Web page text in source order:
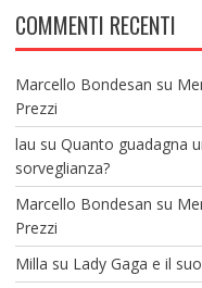
COMMENTI RECENTI
Marcello Bondesan su
Prezzi
lau su Quanto guadagna
sorveglianza?
Marcello Bondesan su
Prezzi
Milla su Lady Gaga e il